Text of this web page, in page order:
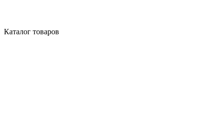
Каталог товаров